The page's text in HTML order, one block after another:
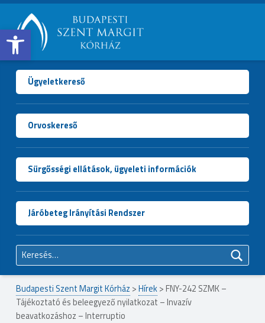
Open toolbar
BUDAPESTI
SZENT
MARGIT
KÓRHÁZ
Ügyeletkereső
Orvoskereső
Sürgősségi ellátások, ügyeleti információk
Járóbeteg Irányítási Rendszer
Keresés:
Budapesti Szent Margit Kórház >Hírek> FNY-242 SZMK –
Tájékoztató és beleegyező nyilatkozat – Invazív
beavatkozáshoz – Interruptio